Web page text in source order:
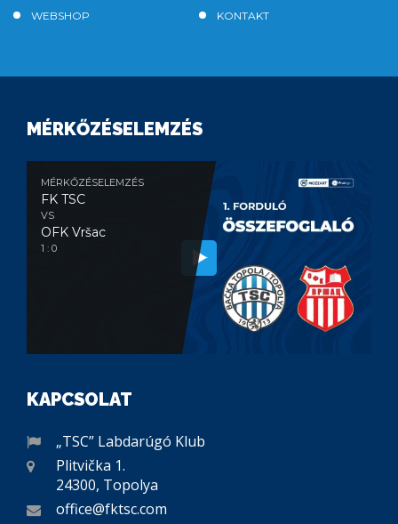
WEBSHOP
KONTAKT
MÉRKŐZÉSELEMZÉS
MÉRKŐZÉSELEMZÉS
FK TSC
VS
OFK Vršac
1 : 0
KAPCSOLAT
„TSC” Labdarúgó Klub
Plitvička 1.
24300, Topolya
office@fktsc.com